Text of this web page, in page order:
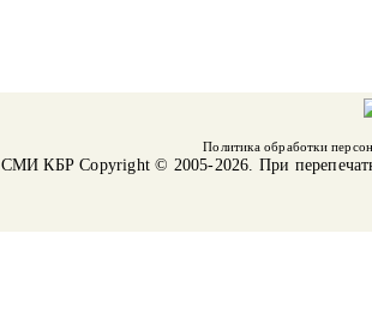
Политика обработки
СМИ КБРCopyright © 2005-2026. При